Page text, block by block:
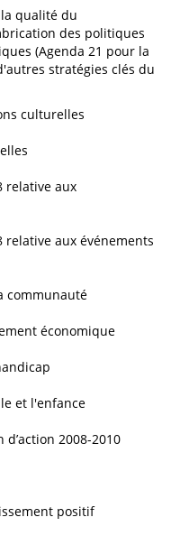
qualité du
des politiques
(Agenda 21 pour la
stratégies clés du
culturelles
relative aux
aux événements
communauté
économique
et l'enfance
2008-2010
positif